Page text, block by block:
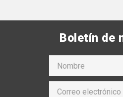
Boletín de